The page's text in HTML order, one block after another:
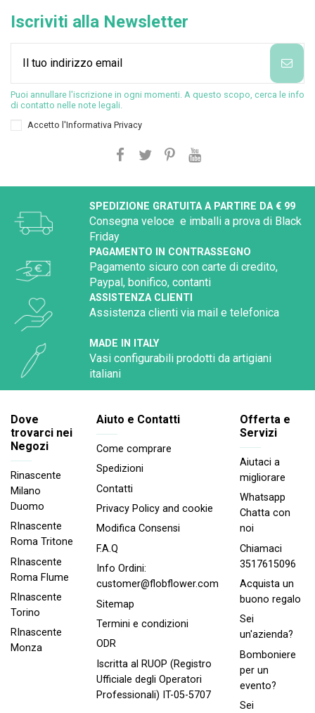
Iscriviti alla Newsletter
Puoi annullare l'iscrizione in ogni momenti. A questo scopo, cerca le info
di contatto nelle note legali.
Accetto l'Informativa Privacy
SPEDIZIONE GRATUITA A PARTIRE DA € 99
Consegna veloce e imballi a prova di Black
Friday
PAGAMENTO IN CONTRASSEGNO
Pagamento sicuro con carte di credito,
Paypal, bonifico, contanti
ASSISTENZA CLIENTI
Assistenza clienti via mail e telefonica
MADE IN ITALY
Vasi configurabili prodotti da artigiani
italiani
Dove
trovarci nei
Negozi
Rinascente
Milano
Duomo
RInascente
Roma Tritone
RInascente
Roma FIume
RInascente
Torino
RInascente
Monza
Aiuto e Contatti
Come comprare
Spedizioni
Contatti
Privacy Policy and cookie
Modifica Consensi
F.A.Q
Info Ordini:
customer@flobflower.com
Sitemap
Termini e condizioni
ODR
Iscritta al RUOP (Registro
Ufficiale degli Operatori
Professionali) IT-05-5707
Offerta e
Servizi
Aiutaci a
migliorare
Whatsapp
Chatta con
noi
Chiamaci
3517615096
Acquista un
buono regalo
Sei
un'azienda?
Bomboniere
per un
evento?
Sei